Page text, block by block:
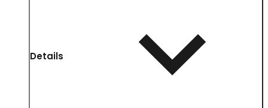
Details